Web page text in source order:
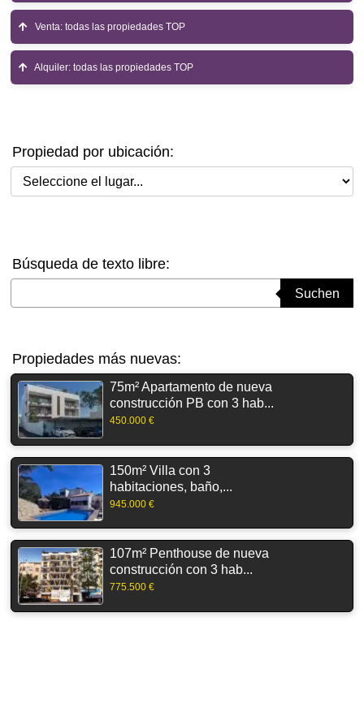
Venta: todas las propiedades TOP
Alquiler: todas las propiedades TOP
Propiedad por ubicación:
Seleccione el lugar
Búsqueda de texto libre:
Suchen
Propiedades más nuevas:
75m² Apartamento de nueva
construcción PB con 3 hab...
450.000 €
150m² Villa con 3
habitaciones, baño,...
945.000 €
107m² Penthouse de nueva
construcción con 3 hab...
775.500 €